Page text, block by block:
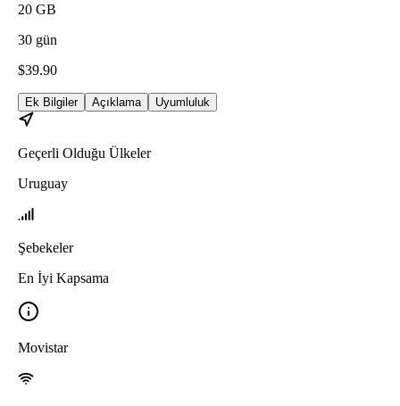
20 GB
30 gün
$39.90
Ek Bilgiler Açıklama Uyumluluk
Geçerli Olduğu Ülkeler
Uruguay
Şebekeler
En İyi Kapsama
Movistar